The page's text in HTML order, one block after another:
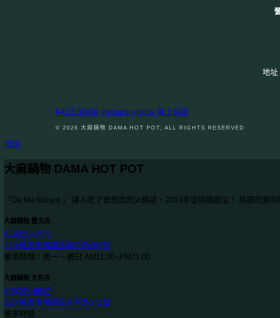
地址
FACEBOOK Instagram tiktok 線上詩籤
© 2026 大麻鍋物 DAMA HOT POT, ALL RIGHTS RESERVED
頂部
大麻鍋物 DAMA HOT POT
「Da Ma hot pot 」 讓人吃了會想念的火鍋店，2014年從桃園創立！ 桃園吃鍋
大麻鍋物 藝文店
(03)358-1536
330 桃園市桃園區南平路400號
營業時間：週一 ~ 週日 AM11:30–PM21:00
大麻鍋物 大有店
(03)346-6639
330 桃園市桃園區大有路575號
營業時間：